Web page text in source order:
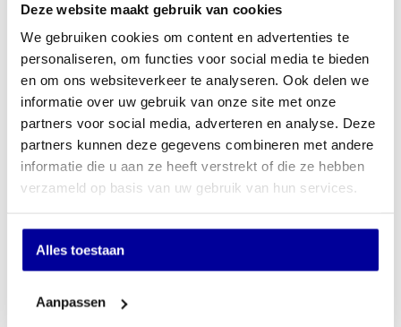
Deze website maakt gebruik van cookies
We gebruiken cookies om content en advertenties te
personaliseren, om functies voor social media te bieden
en om ons websiteverkeer te analyseren. Ook delen we
informatie over uw gebruik van onze site met onze
partners voor social media, adverteren en analyse. Deze
partners kunnen deze gegevens combineren met andere
informatie die u aan ze heeft verstrekt of die ze hebben
verzameld op basis van uw gebruik van hun services.
Alles toestaan
Aanpassen
Productinformatie
Plaatsing & Verankering
Standaard vindt levering onuitgepakt plaats op de begane grond, net achter de
eerste sluiting zonder enig verticaal transport op of bij het afleveradres. Wanneer
de levering niet op deze wijze kan geschieden in verband met de maatvoering van
de toegangsdeur tot het afleveradres, geschiedt de levering voor de eerste sluiting.
De toegangsweg naar de eerste sluiting van het afleveradres dient, in verband met
de toegankelijkheid per pallettruck, verhard en vlak te zijn.
Wanneer u de kluis geplaatst of verankerd* wilt hebben, kunnen wij dit tegen een
(Op de begane grond of op een etage die per lift bereikbaar is.)
Specificaties